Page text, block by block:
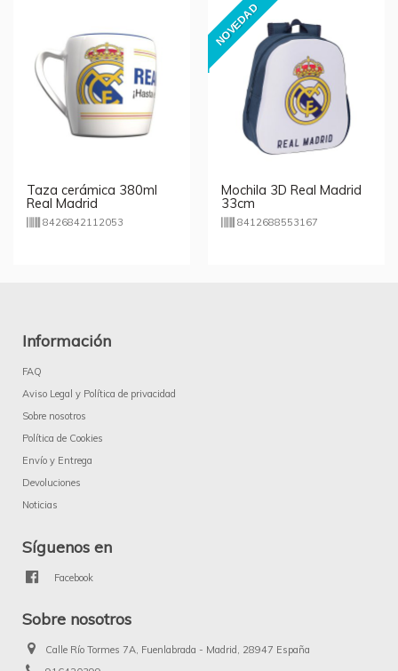
Taza cerámica 380ml
Real Madrid
8426842112053
NOVEDAD
Mochila 3D Real Madrid
33cm
8412688553167
Información
FAQ
Aviso Legal y Política de privacidad
Sobre nosotros
Política de Cookies
Envío y Entrega
Devoluciones
Noticias
Síguenos en
Facebook
Sobre nosotros
Calle Río Tormes 7A, Fuenlabrada - Madrid, 28947 España